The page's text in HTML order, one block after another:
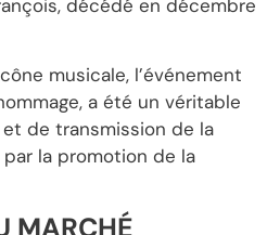
décédé en décembre
musicale, l’événement
a été un véritable
de transmission de la
la promotion de la